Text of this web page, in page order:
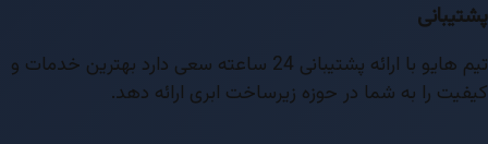
پشتیبانی
تیم هایو با ارائه پشتیبانی 24 ساعته سعی دارد بهترین خدمات و
کیفیت را به شما در حوزه زیرساخت ابری ارائه دهد.